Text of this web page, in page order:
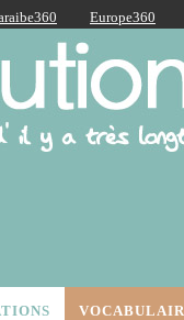
Europe360
Océanie360